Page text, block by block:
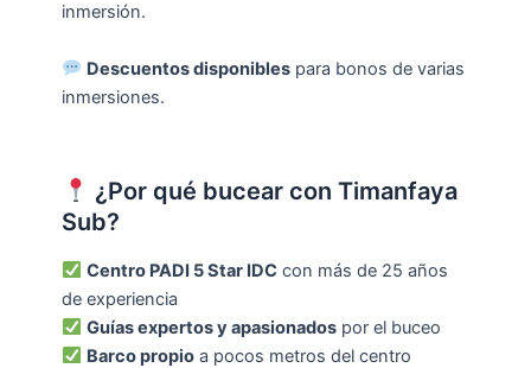
inmersión.
Descuentos disponibles para bonos de varias
inmersiones.
¿Por qué bucear con Timanfaya
Sub?
Centro PADI 5 Star IDC con más de 25 años
de experiencia
Guías expertos y apasionados por el buceo
Barco propio a pocos metros del centro